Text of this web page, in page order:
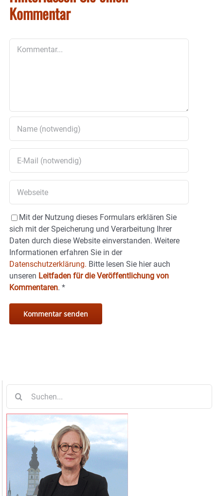
Kommentar
Mit der Nutzung dieses Formulars erklären Sie
sich mit der Speicherung und Verarbeitung Ihrer
Daten durch diese Website einverstanden. Weitere
Informationen erfahren Sie in der
Datenschutzerklärung. Bitte lesen Sie hier auch
unseren Leitfaden für die Veröffentlichung von
Kommentaren. *
nach: